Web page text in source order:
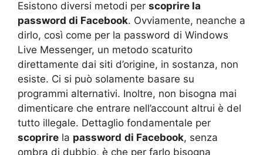
Esistono diversi metodi per scoprire la
password di Facebook. Ovviamente, neanche a
dirlo, così come per la password di Windows
Live Messenger, un metodo scaturito
direttamente dai siti d’origine, in sostanza, non
esiste. Ci si può solamente basare su
programmi alternativi. Inoltre, non bisogna mai
dimenticare che entrare nell’account altrui è del
tutto illegale. Dettaglio fondamentale per
scoprire la password di Facebook, senza
ombra di dubbio, è che per farlo bisogna